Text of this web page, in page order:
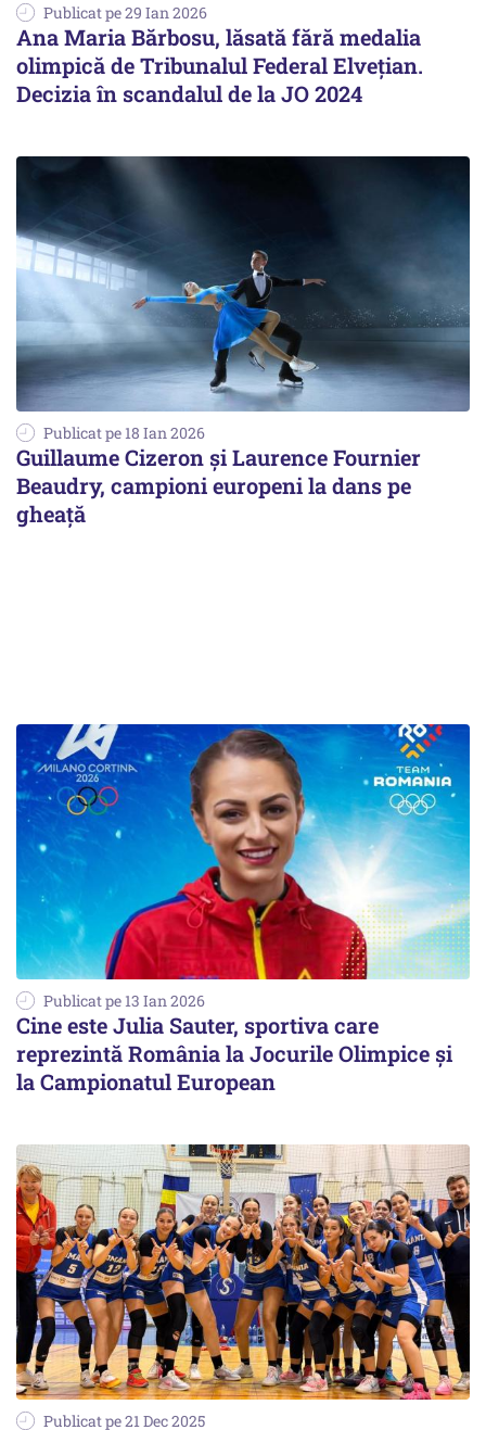
Publicat pe 29 Ian 2026
Ana Maria Bărbosu, lăsată fără medalia
olimpică de Tribunalul Federal Elvețian.
Decizia în scandalul de la JO 2024
Publicat pe 18 Ian 2026
Guillaume Cizeron şi Laurence Fournier
Beaudry, campioni europeni la dans pe
gheaţă
Publicat pe 13 Ian 2026
Cine este Julia Sauter, sportiva care
reprezintă România la Jocurile Olimpice și
la Campionatul European
Publicat pe 21 Dec 2025